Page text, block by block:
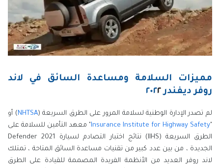
مميزات السلامة ومساعدة السائق في لاند
روفر ديفندر ٢٠٢٢
لم تصدر الإدارة الوطنية لسلامة المرور على الطرق السريعة (NHTSA) أو
"
Insurance Institute for Highway Safety" معهد التأمين للسلامة على
الطرق السريعة (IIHS) نتائج اختبار التصادم لسيارة Defender 2021
الجديدة ، من بين عدد كبير من تقنيات مساعدة السائق المتاحة ، تمتلك
لاند روفر العديد من الأنظمة الفريدة المصممة للقيادة على الطرق